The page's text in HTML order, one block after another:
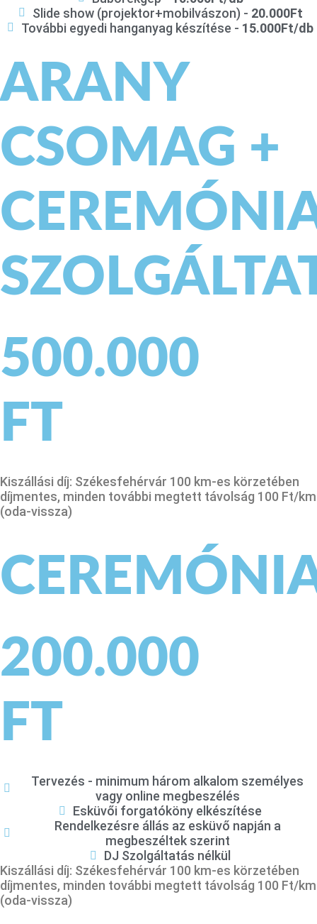
Slide show (projektor+mobilvászon) - 20.000Ft
További egyedi hanganyag készítése - 15.000Ft/db
ARANY
CSOMAG +
500.000
FT
Kiszállási díj: Székesfehérvár 100 km-es körzetében
díjmentes, minden további megtett távolság 100 Ft/km
(oda-vissza)
200.000
FT
Tervezés - minimum három alkalom személyes
vagy online megbeszélés
Esküvői forgatóköny elkészítése
Rendelkezésre állás az esküvő napján a
megbeszéltek szerint
DJ Szolgáltatás nélkül
Kiszállási díj: Székesfehérvár 100 km-es körzetében
díjmentes, minden további megtett távolság 100 Ft/km
(oda-vissza)